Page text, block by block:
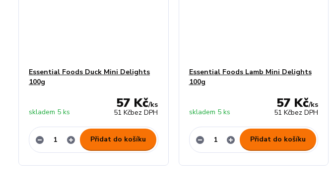
Essential Foods Duck Mini Delights
100g
57 Kč/ks
51 Kčbez DPH
skladem 5 ks
Přidat do košíku
Essential Foods Lamb Mini Delights
100g
57 Kč/ks
51 Kčbez DPH
skladem 5 ks
Přidat do košíku